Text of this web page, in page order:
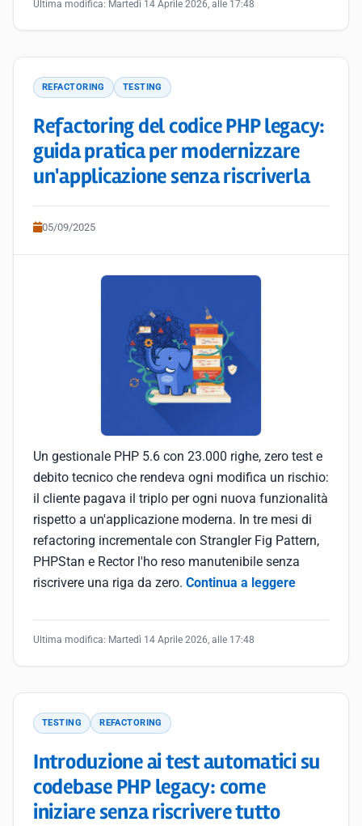
Ultima modifica: Martedì 14 Aprile 2026, alle 17:48
REFACTORING TESTING
Refactoring del codice PHP legacy:
guida pratica per modernizzare
un'applicazione senza riscriverla
05/09/2025
Un gestionale PHP 5.6 con 23.000 righe, zero test e
debito tecnico che rendeva ogni modifica un rischio:
il cliente pagava il triplo per ogni nuova funzionalità
rispetto a un'applicazione moderna. In tre mesi di
refactoring incrementale con Strangler Fig Pattern,
PHPStan e Rector l'ho reso manutenibile senza
riscrivere una riga da zero. Continua a leggere
Ultima modifica: Martedì 14 Aprile 2026, alle 17:48
TESTING REFACTORING
Introduzione ai test automatici su
codebase PHP legacy: come
iniziare senza riscrivere tutto